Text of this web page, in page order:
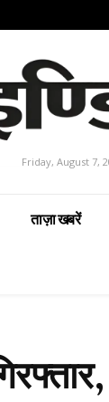
Friday, August 7,
ताज़ा खबरें